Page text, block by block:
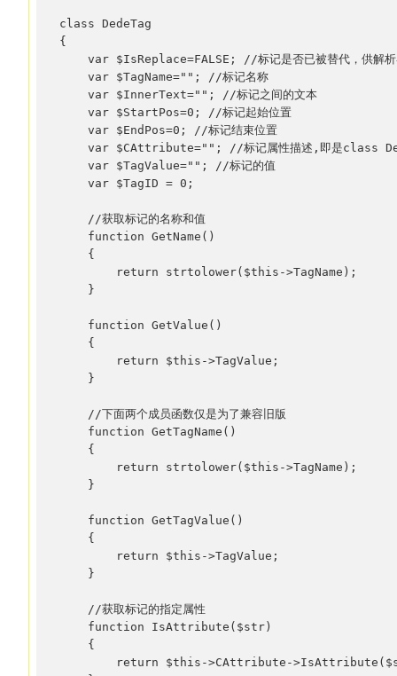
class DedeTag
{
var $IsReplace=FALSE; //标记是否已被替代，供解析
    var $TagName=""; //标记名称
    var $InnerText=""; //标记之间的文本
    var $StartPos=0; //标记起始位置
    var $EndPos=0; //标记结束位置
var $CAttribute=""; //标记属性描述,即是class
    var $TagValue=""; //标记的值
    var $TagID = 0;
    //获取标记的名称和值
    function GetName()
    {
        return strtolower($this->TagName);
    }
    function GetValue()
    {
        return $this->TagValue;
    }
    //下面两个成员函数仅是为了兼容旧版
    function GetTagName()
    {
        return strtolower($this->TagName);
    }
    function GetTagValue()
    {
        return $this->TagValue;
    }
    //获取标记的指定属性
    function IsAttribute($str)
    {
return $this->CAttribute-